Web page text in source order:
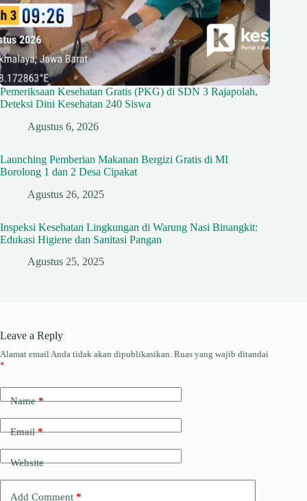
Pemeriksaan Kesehatan Gratis (PKG) di SDN 3 Rajapolah,
Deteksi Dini Kesehatan 240 Siswa
Agustus 6, 2026
Launching Pemberian Makanan Bergizi Gratis di MI
Borolong 1 dan 2 Desa Cipakat
Agustus 26, 2025
Inspeksi Kesehatan Lingkungan di Warung Nasi Binangkit:
Edukasi Higiene dan Sanitasi Pangan
Agustus 25, 2025
Leave a Reply
Alamat email Anda tidak akan dipublikasikan. Ruas yang wajib ditandai
*
Name*
Email*
Website
Add Comment *